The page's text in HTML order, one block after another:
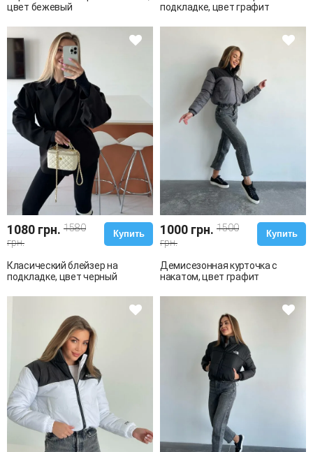
цвет бежевый
подкладке, цвет графит
1080 грн. 1580
грн.
Купить
Класический блейзер на
подкладке, цвет черный
1000 грн. 1500
грн.
Купить
Демисезонная курточка с
накатом, цвет графит